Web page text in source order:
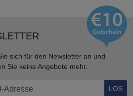
sich für den Newsletter an und
Sie keine Angebote mehr.
LOS